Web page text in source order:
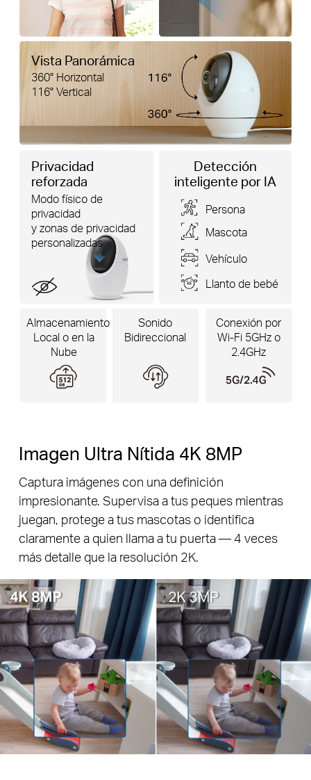
Detección
inteligente por IA
Persona
Mascota
Vehículo
Llanto de bebé
Vista Panorámica
360° Horizontal
116° Vertical
Privacidad
reforzada
Modo físico de
privacidad
y zonas de privacidad
personalizadas
Almacenamiento
Local o en la
Nube
Sonido
Bidireccional
Conexión por
Wi-Fi 5GHz o
2.4GHz
Imagen Ultra Nítida 4K 8MP
Captura imágenes con una definición
impresionante. Supervisa a tus peques mientras
juegan, protege a tus mascotas o identifica
claramente a quien llama a tu puerta — 4 veces
más detalle que la resolución 2K.
Pause
Pause